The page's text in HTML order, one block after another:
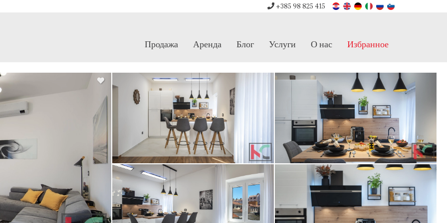
+385 98 825 415
Продажа Аренда Блог Услуги О нас Избранное